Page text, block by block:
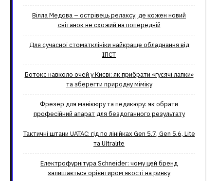
Вілла Медова – острівець релаксу, де кожен новий
світанок не схожий на попередній
Для сучасної стоматклініки найкраще обладнання від
ІПСТ
Ботокс навколо очей у Києві: як прибрати «гусячі лапки»
та зберегти природну міміку
Фрезер для манікюру та педикюру: як обрати
професійний апарат для бездоганного результату
Тактичні штани UATAC: гід по лінійках Gen 5.7, Gen 5.6, Lite
та Ultralite
Електрофурнітура Schneider: чому цей бренд
залишається орієнтиром якості на ринку